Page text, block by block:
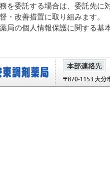
を委託する場合は、委託先に
・改善措置に取り組みます。
局の個人情報保護に関する基